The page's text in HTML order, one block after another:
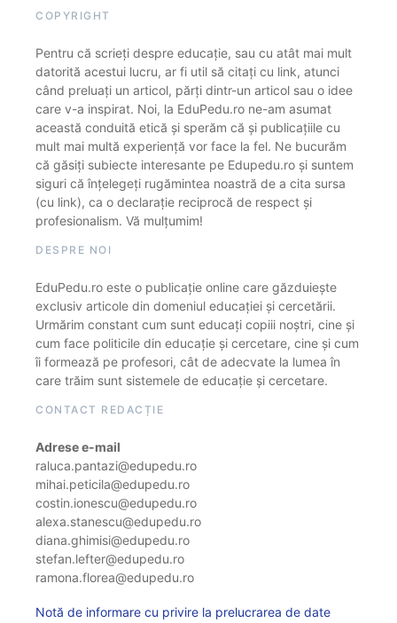
COPYRIGHT
Pentru că scrieți despre educație, sau cu atât mai mult
datorită acestui lucru, ar fi util să citați cu link, atunci
când preluați un articol, părți dintr-un articol sau o idee
care v-a inspirat. Noi, la EduPedu.ro ne-am asumat
această conduită etică și sperăm că și publicațiile cu
mult mai multă experiență vor face la fel. Ne bucurăm
că găsiți subiecte interesante pe Edupedu.ro și suntem
siguri că înțelegeți rugămintea noastră de a cita sursa
(cu link), ca o declarație reciprocă de respect și
profesionalism. Vă mulțumim!
DESPRE NOI
EduPedu.ro este o publicație online care găzduiește
exclusiv articole din domeniul educației și cercetării.
Urmărim constant cum sunt educați copiii noștri, cine și
cum face politicile din educație și cercetare, cine și cum
îi formează pe profesori, cât de adecvate la lumea în
care trăim sunt sistemele de educație și cercetare.
CONTACT REDACȚIE
Adrese e-mail
raluca.pantazi@edupedu.ro
mihai.peticila@edupedu.ro
costin.ionescu@edupedu.ro
alexa.stanescu@edupedu.ro
diana.ghimisi@edupedu.ro
stefan.lefter@edupedu.ro
ramona.florea@edupedu.ro
Notă de informare cu privire la prelucrarea de date